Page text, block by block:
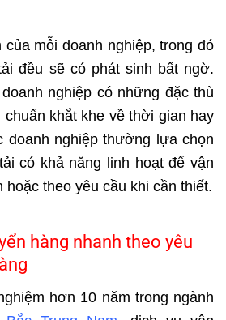
mỗi doanh nghiệp, trong đó
đều sẽ có phát sinh bất ngờ.
nghiệp có những đặc thù
khắt khe về thời gian hay
doanh nghiệp thường lựa chọn
có khả năng linh hoạt để vận
hoặc theo yêu cầu khi cần thiết.
hàng nhanh theo yêu
hơn 10 năm trong ngành